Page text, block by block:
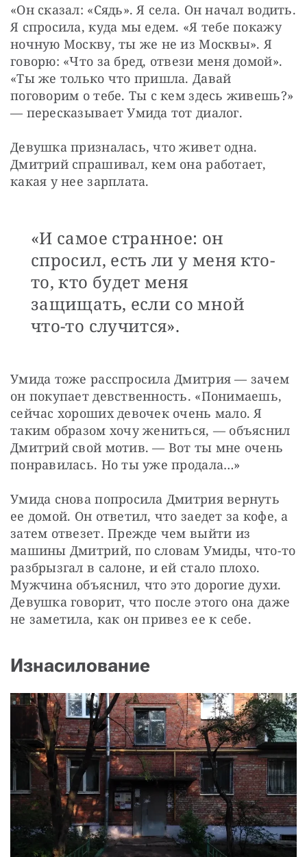
«Он сказал: «Сядь». Я села. Он начал водить.
Я спросила, куда мы едем. «Я тебе покажу
ночную Москву, ты же не из Москвы». Я
говорю: «Что за бред, отвези меня домой».
«Ты же только что пришла. Давай
поговорим о тебе. Ты с кем здесь живешь?»
— пересказывает Умида тот диалог.
Девушка призналась, что живет одна.
Дмитрий спрашивал, кем она работает,
какая у нее зарплата.
«И самое странное: он
спросил, есть ли у меня кто-
то, кто будет меня
защищать, если со мной
что-то случится».
Умида тоже расспросила Дмитрия — зачем
он покупает девственность. «Понимаешь,
сейчас хороших девочек очень мало. Я
таким образом хочу жениться, — объяснил
Дмитрий свой мотив. — Вот ты мне очень
понравилась. Но ты уже продала…»
Умида снова попросила Дмитрия вернуть
ее домой. Он ответил, что заедет за кофе, а
затем отвезет. Прежде чем выйти из
машины Дмитрий, по словам Умиды, что-то
разбрызгал в салоне, и ей стало плохо.
Мужчина объяснил, что это дорогие духи.
Девушка говорит, что после этого она даже
не заметила, как он привез ее к себе.
Изнасилование